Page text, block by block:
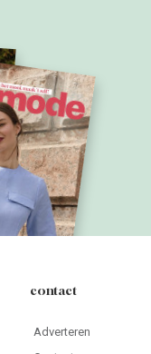
contact
Adverteren